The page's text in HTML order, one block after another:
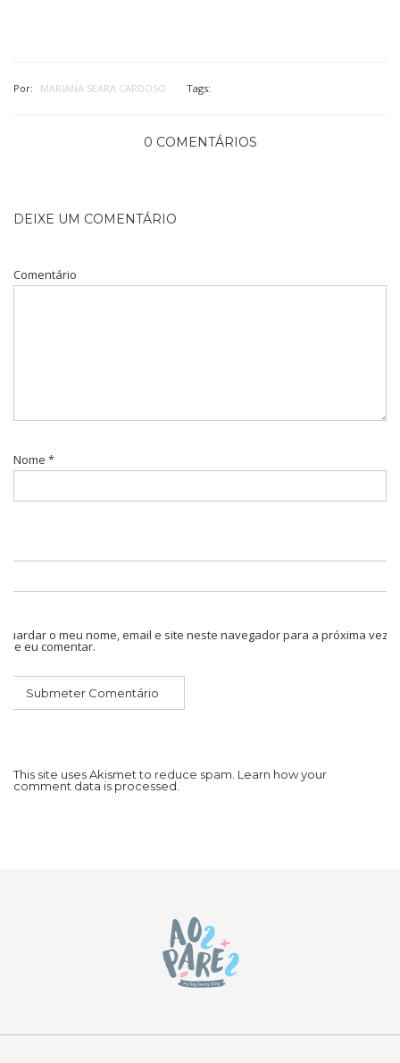
Por: MARIANA SEARA CARDOSO Tags:
0 COMENTÁRIOS
DEIXE UM COMENTÁRIO
Comentário
Nome *
Guardar o meu nome, email e site neste navegador para a próxima vez
que eu comentar.
This site uses Akismet to reduce spam. Learn how your
comment data is processed.